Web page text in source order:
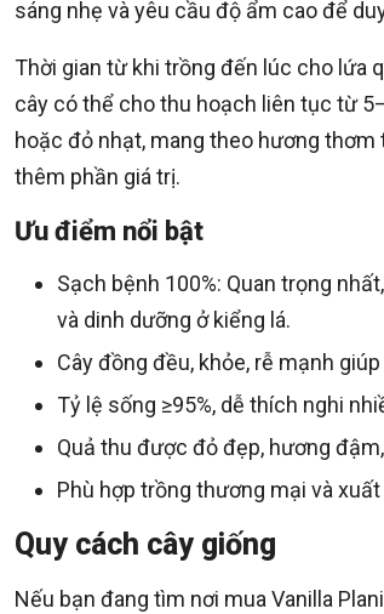
sáng nhẹ và yêu cầu độ ẩm cao để
Thời gian từ khi trồng đến lúc cho lứa
cây có thể cho thu hoạch liên tục từ
hoặc đỏ nhạt, mang theo hương
thêm phần giá trị.
Ưu điểm nổi bật
Sạch bệnh 100%: Quan trọng
và dinh dưỡng ở kiểng lá.
Cây đồng đều, khỏe, rễ mạnh
Tỷ lệ sống ≥95%, dễ thích nghi
Quả thu được đỏ đẹp, hương
Phù hợp trồng thương mại và
Quy cách cây giống
Nếu bạn đang tìm nơi mua Vanilla